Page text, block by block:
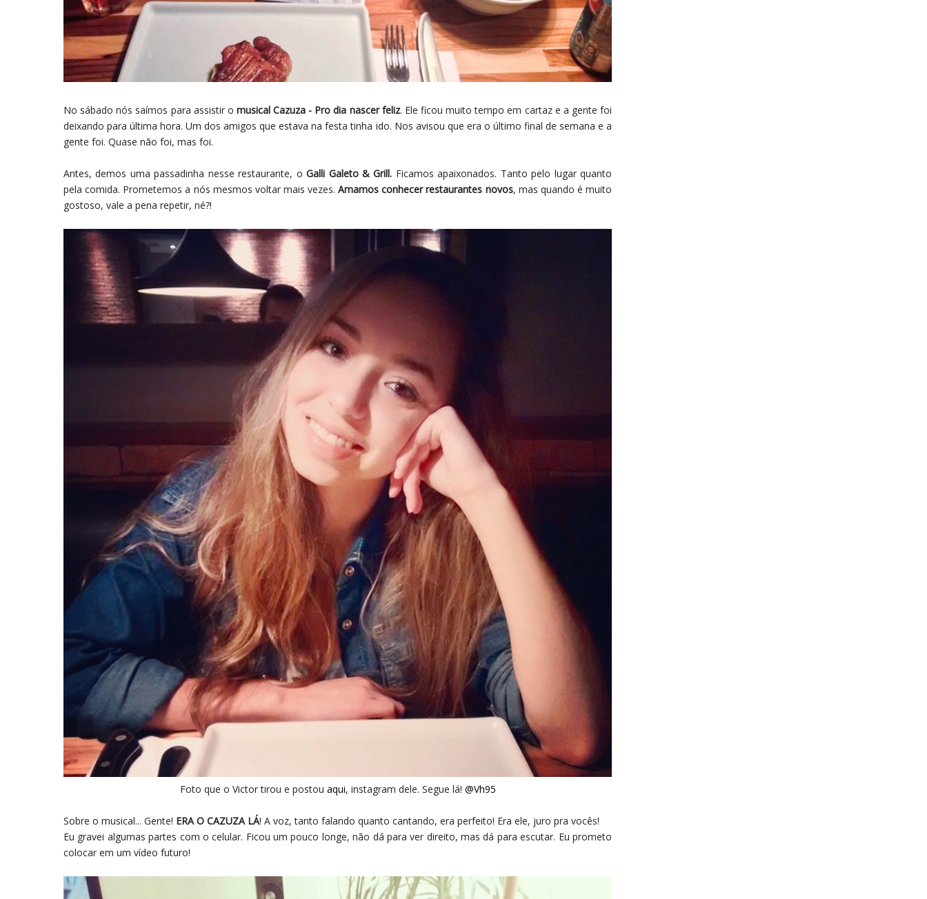
No sábado nós saímos para assistir o musical Cazuza - Pro dia nascer feliz. Ele ficou muito tempo em cartaz e a gente foi
deixando para última hora. Um dos amigos que estava na festa tinha ido. Nos avisou que era o último final de semana e a
gente foi. Quase não foi, mas foi.
Antes, demos uma passadinha nesse restaurante, oGalli Galeto & Grill. Ficamos apaixonados. Tanto pelo lugar quanto
pela comida. Prometemos a nós mesmos voltar mais vezes.Amamos conhecer restaurantes novos, mas quando é muito
gostoso, vale a pena repetir, né?!
Foto que o Victor tirou e postou aqui, instagram dele. Segue lá! @Vh95
Sobre o musical... Gente! ERA O CAZUZA LÁ! A voz, tanto falando quanto cantando, era perfeito! Era ele, juro pra vocês!
Eu gravei algumas partes com o celular. Ficou um pouco longe, não dá para ver direito, mas dá para escutar. Eu prometo
colocar em um vídeo futuro!